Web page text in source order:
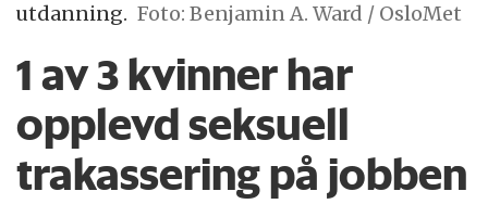
utdanning. Foto: Benjamin A. Ward / OsloMet
1 av 3 kvinner har
opplevd seksuell
trakassering på jobben